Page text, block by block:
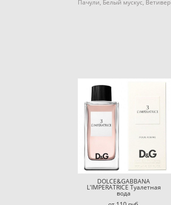
Пачули, Белый мускус, Ветивер
DOLCE&GABBANA
L'IMPERATRICE Туалетная
вода